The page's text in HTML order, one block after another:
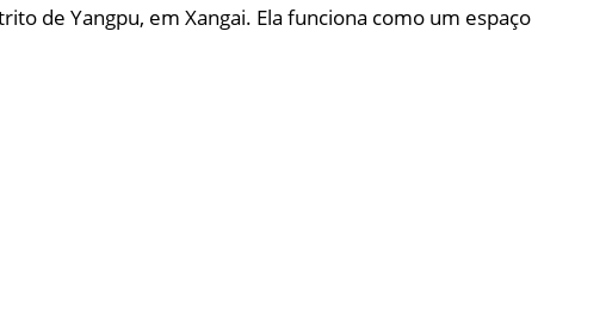
de Yangpu, em Xangai. Ela funciona como um espaço